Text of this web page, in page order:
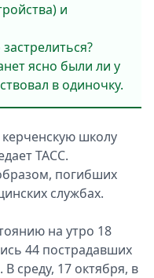
и
ясно были ли у
в одиночку.
школу
ТАСС.
погибших
службах.
на утро 18
44 пострадавших
среду, 17 октября, в